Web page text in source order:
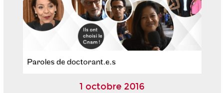
1 octobre 2016